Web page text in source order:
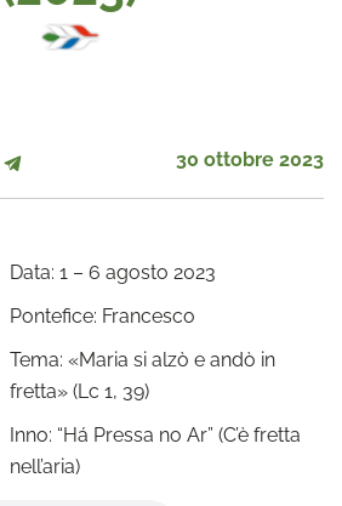
30 ottobre 2023
Data: 1 – 6 agosto 2023
Pontefice: Francesco
Tema: «Maria si alzò e andò in
fretta» (Lc 1, 39)
Inno: “Há Pressa no Ar” (C’è fretta
nell’aria)